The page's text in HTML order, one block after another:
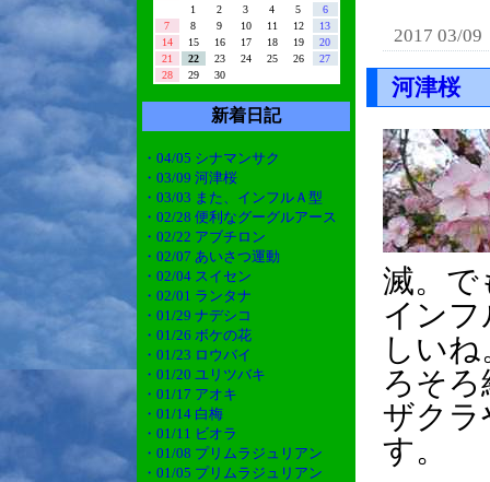
1
2 3 4 5
6
7
8 9 10 11 12
13
14
15 16 17 18 19
20
21
22 23 24 25 26
27
28
29 30
新着日記
・04/05 シナマンサク
・03/09 河津桜
・03/03 また、インフルＡ型
・02/28 便利なグーグルアース
・02/22 アブチロン
・02/07 あいさつ運動
・02/04 スイセン
・02/01 ランタナ
・01/29 ナデシコ
・01/26 ボケの花
・01/23 ロウバイ
・01/20 ユリツバキ
・01/17 アオキ
・01/14 白梅
・01/11 ビオラ
・01/08 プリムラジュリアン
・01/05 プリムラジュリアン
2017 03/09
河津桜
滅。で
イン
しい
ろそ
ザクラ
す。